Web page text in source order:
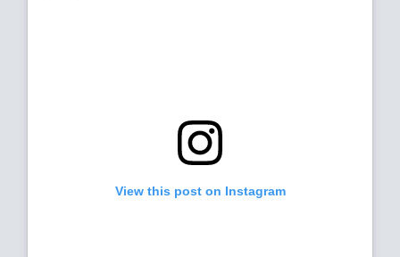
View this post on Instagram